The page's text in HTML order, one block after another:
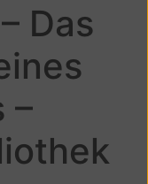
Das
–